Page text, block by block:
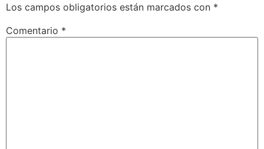
Los campos obligatorios están marcados con *
Comentario *